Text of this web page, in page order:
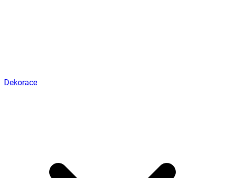
Dekorace